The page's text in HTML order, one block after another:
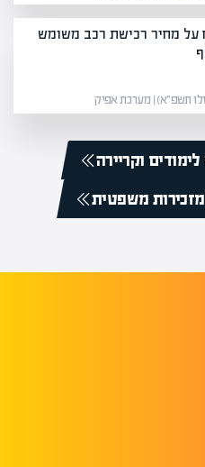
על מחיר רכישת רכב משומש
וקריירה
משפטית